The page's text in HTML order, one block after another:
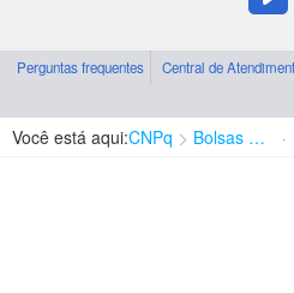
Perguntas frequentes Central de
Você está aqui:CNPq Bolsas e Auxílios Vigentes